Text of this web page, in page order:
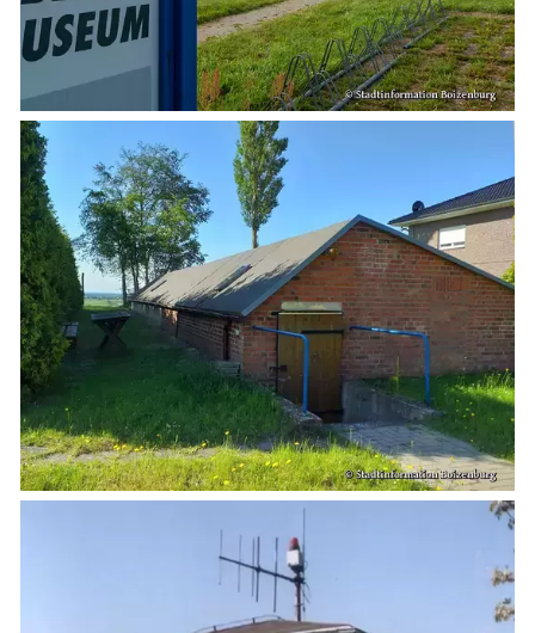
Schlösser & Burgen
Seebrücken, Molen
Sehenswertes »Dies und Das«
Steinkreise
Strandpromenaden, Flaniermeilen
Windmühlen, Mühlen
Zoo & Tierpark
ehemalige Sehenswürdigkeiten
Traditionelles
Zeitzeugen
Begriffe erklärt
Veranstaltungen